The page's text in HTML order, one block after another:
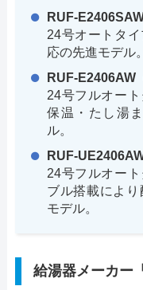
RUF-
24号オートタ
応の先進モデル。
RUF-E2406AW
24号フルオー
保温・たし湯
ル。
RUF-
24号フルオー
ブル搭載によ
モデル。
給湯器メーカー